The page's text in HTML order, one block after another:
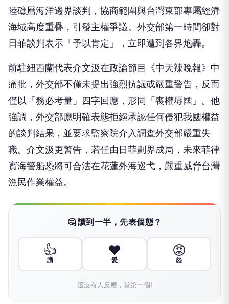
陸礁層海洋邊界談判，協商範圍與台灣東部專屬經濟
海域高度重疊，引發主權爭議。外交部第一時間卻對
日菲談判表示「予以肯定」，立即遭到各界炮轟。
前駐紐西蘭代表介文汲在政論節目《中天辣晚報》中
痛批，外交部不僅未提出強烈抗議或嚴重警告，反而
僅以「務必考量」四字回應，形同「喪權辱國」。他
強調，外交部應明確表態拒絕承認任何侵犯我國權益
的談判結果，並要求監察院介入調查外交部嚴重失
職。介文汲更警告，若任由日菲劃界成局，未來菲律
賓海警船恐將可合法在花蓮外海巡弋，嚴重威脅台灣
漁民作業權益。
🤔 讀到一半，先表個態？
👍
讚
❤️
愛
😡
怒
還沒有人反應，當第一個!